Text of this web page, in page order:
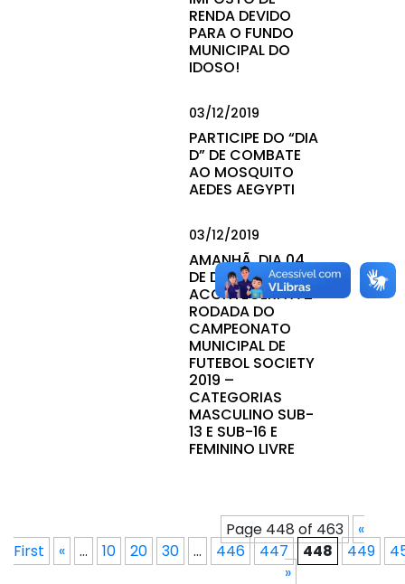
RENDA DEVIDO
PARA O FUNDO
MUNICIPAL DO
IDOSO!
03/12/2019
PARTICIPE DO “DIA
D” DE COMBATE
AO MOSQUITO
AEDES AEGYPTI
03/12/2019
AMANHÃ, DIA 04
DE DEZEMBRO,
ACONTECERÁ A 2ª
RODADA DO
CAMPEONATO
MUNICIPAL DE
FUTEBOL SOCIETY
2019 –
CATEGORIAS
MASCULINO SUB-
13 E SUB-16 E
FEMININO LIVRE
Page 448 of 463
«
First
« ... 10 20 30 ... 446 447 448 449
»